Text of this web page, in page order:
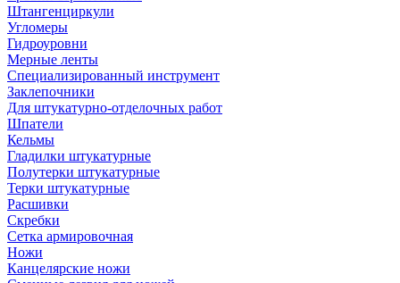
Штангенциркули
Угломеры
Гидроуровни
Мерные ленты
Специализированный инструмент
Заклепочники
Для штукатурно-отделочных работ
Шпатели
Кельмы
Гладилки штукатурные
Полутерки штукатурные
Терки штукатурные
Расшивки
Скребки
Сетка армировочная
Ножи
Канцелярские ножи